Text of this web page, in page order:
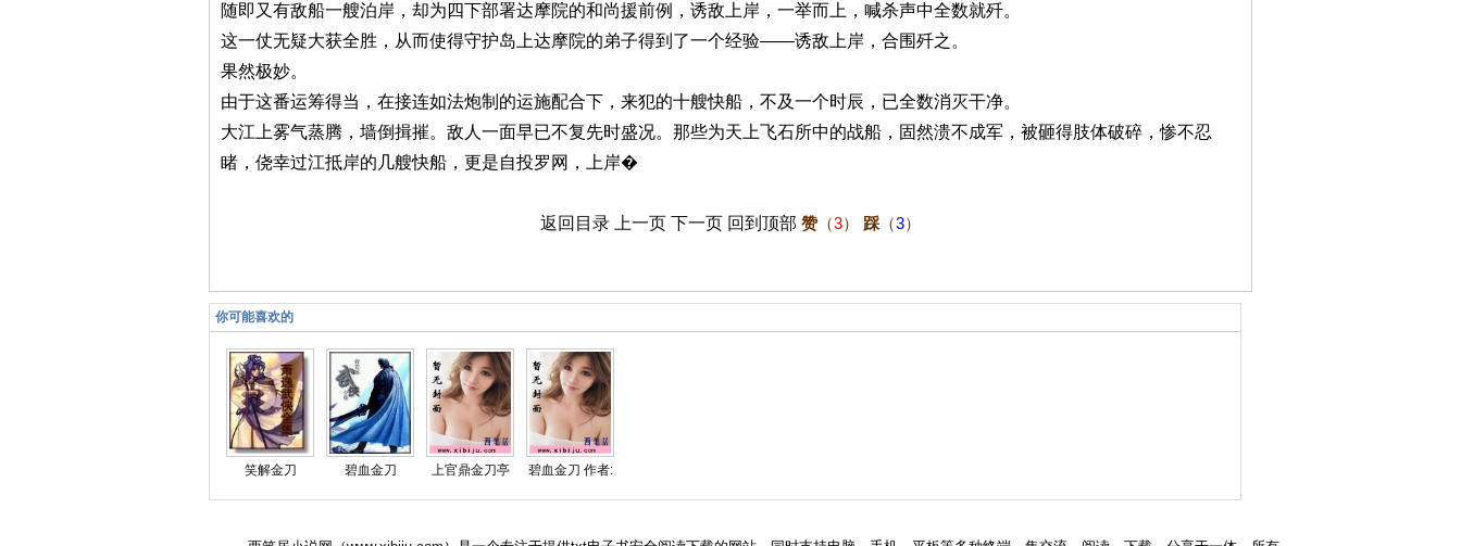
随即又有敌船一艘泊岸，却为四下部署达摩院的和尚援前例，诱敌上岸，一举而上，喊杀声中全数就歼。
这一仗无疑大获全胜，从而使得守护岛上达摩院的弟子得到了一个经验——诱敌上岸，合围歼之。
果然极妙。
由于这番运筹得当，在接连如法炮制的运施配合下，来犯的十艘快船，不及一个时辰，已全数消灭干净。
大江上雾气蒸腾，墙倒揖摧。敌人一面早已不复先时盛况。那些为天上飞石所中的战船，固然溃不成军，被砸得肢体破碎，惨不忍
睹，侥幸过江抵岸的几艘快船，更是自投罗网，上岸�
返回目录 上一页 下一页 回到顶部 赞（3） 踩 （3）
你可能喜欢的
笑解金刀 碧血金刀 上官鼎金刀亭
碧血金刀 作者:
曹若冰